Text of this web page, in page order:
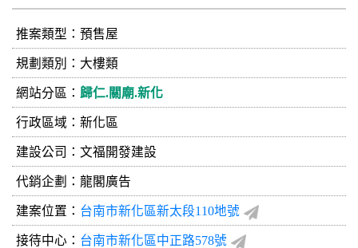
推案類型：預售屋
規劃類別：大樓類
網站分區： 歸仁.關廟.新化
行政區域：新化區
建設公司： 文福開發建設
代銷企劃：龍閣廣告
建案位置： 台南市新化區新太段110地號
接待中心： 台南市新化區中正路578號